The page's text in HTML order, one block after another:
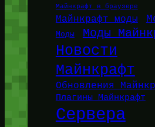
Майнкрафт в браузере
Майнкрафт моды
Моды Моды
Новости
Майнкрафт
Обновления
Плагины Майнкрафт
Сервера